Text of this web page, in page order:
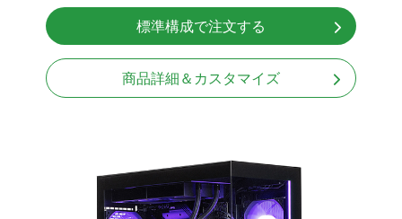
NVMeSSD 1TB
無線LAN Bluetooth対応
Windows11 Home 64bit
標準構成で注文する
商品詳細＆カスタマイズ